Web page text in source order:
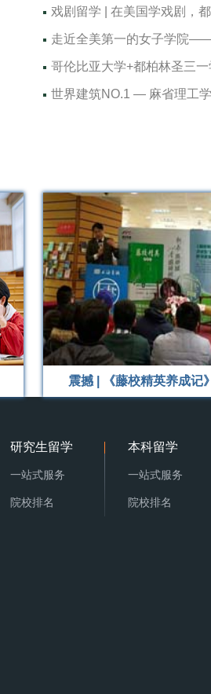
戏剧留学 | 在美国学戏剧，
走近全美第一的女子学院
哥伦比亚大学+都柏林圣三
世界建筑NO.1 — 麻省理工
震撼 | 《藤校精英养成记
研究生留学
一站式服务
院校排名
本科留学
一站式服务
院校排名